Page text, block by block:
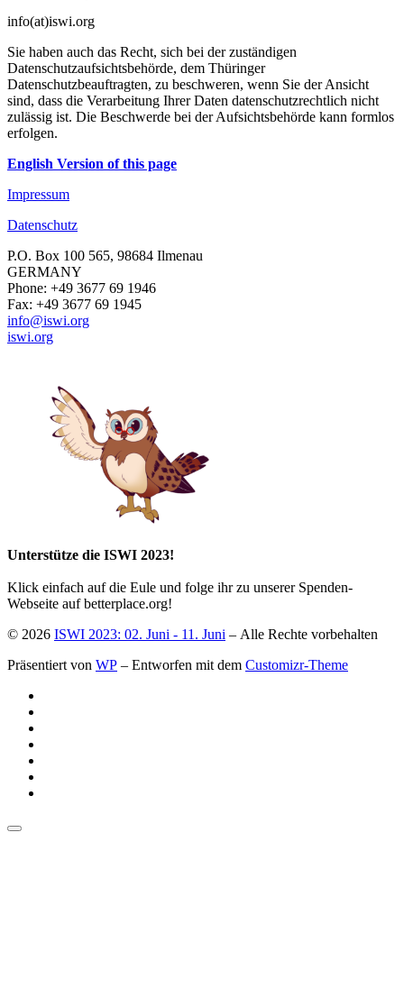
info(at)iswi.org
Sie haben auch das Recht, sich bei der zuständigen
Datenschutzaufsichtsbehörde, dem Thüringer
Datenschutzbeauftragten, zu beschweren, wenn Sie der Ansicht
sind, dass die Verarbeitung Ihrer Daten datenschutzrechtlich nicht
zulässig ist. Die Beschwerde bei der Aufsichtsbehörde kann formlos
erfolgen.
English Version of this page
Impressum
Datenschutz
P.O. Box 100 565, 98684 Ilmenau
GERMANY
Phone: +49 3677 69 1946
Fax: +49 3677 69 1945
info@iswi.org
iswi.org
Unterstütze die ISWI 2023!
Klick einfach auf die Eule und folge ihr zu unserer Spenden-
Webseite auf betterplace.org!
© 2026 ISWI 2023: 02. Juni - 11. Juni – Alle Rechte vorbehalten
Präsentiert von WP – Entworfen mit dem Customizr-Theme